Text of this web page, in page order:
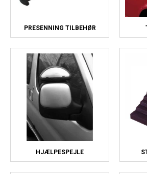
PRESENNING TILBEHØR
HJÆLPESPEJLE